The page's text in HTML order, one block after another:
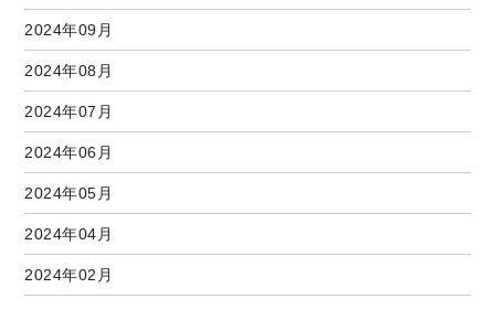
2024年09月
2024年08月
2024年07月
2024年06月
2024年05月
2024年04月
2024年02月